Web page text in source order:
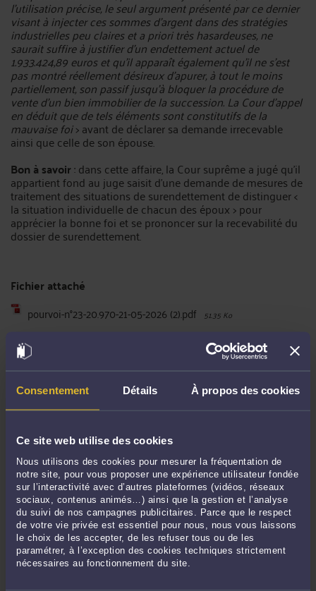
Consentement Détails À propos des cookies
Ce site web utilise des cookies
Nous utilisons des cookies pour mesurer la fréquentation de
notre site, pour vous proposer une expérience utilisateur fondée
sur l’interactivité avec d’autres plateformes (vidéos, réseaux
sociaux, contenus animés…) ainsi que la gestion et l’analyse
du suivi de nos campagnes publicitaires. Parce que le respect
de votre vie privée est essentiel pour nous, nous vous laissons
le choix de les accepter, de les refuser tous ou de les
paramétrer, à l’exception des cookies techniques strictement
nécessaires au fonctionnement du site.
l'utilisation précise, le seul argument présenté par ce dernier
visant à injecter ces sommes d'argent dans des stratégies
industrielles peu claires et a priori très hasardeuses, ne
saurait suffire à justifier d'un endettement actuel de
1.933.424,89 euros et qu'il apparaît également qu'il ne s'est
pas montré réellement désireux d'apurer, à tout le moins
partiellement, son passif jusqu'à bloquer la procédure de
vente d'un bien immobilier de la succession. La Cour d’appel
en déduit que de tels éléments sont constitutifs de la
mauvaise foi> avant de déclarer sa demande irrecevable
ainsi que celle de son épouse.
Bon à savoir: dans cette affaire, la Cour suprême a jugé qu’il
appartient fond au juge saisit d’une demande de mesures de
traitement des situations de surendettement de distinguer <
la situation individuelle de chacun des époux > pour
apprécier la bonne foi et se prononcer sur la recevabilité du
dossier de surendettement.
Fichier attaché
pourvoi-n°23-20.970-21-05-2026 (2).pdf 51.35 Ko
Commentaires
Pas de contribution, soyez le premier
CONTACTER ME KABORI